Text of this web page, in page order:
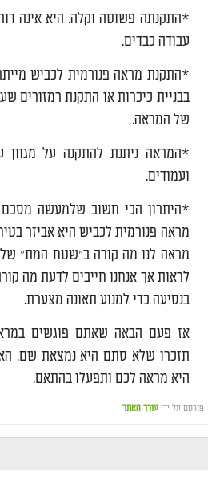
*התקנתה פשוטה וקלה. היא אינה
עבודה כבדים.
*התקנת מראה פנורמית לכביש
בבניית כיכרות או התקנת רמזורים
של המראה.
*המראה ניתנת להתקנה על מגוון
ועמודים.
*היתרון הכי חשוב שלמעשה
מראה פנורמית לכביש היא אביזר
מראה לנו מה קורה ב"שטח המת"
לראות אך אנחנו חייבים לדעת מה
בנסיעה כדי למנוע תאונה מצערת.
אז פעם הבאה שאתם פוגשים
תזכרו שלא סתם היא נמצאת שם.
היא מראה לכם ותפעלו בהתאם.
פורסם על ידי עורך האתר